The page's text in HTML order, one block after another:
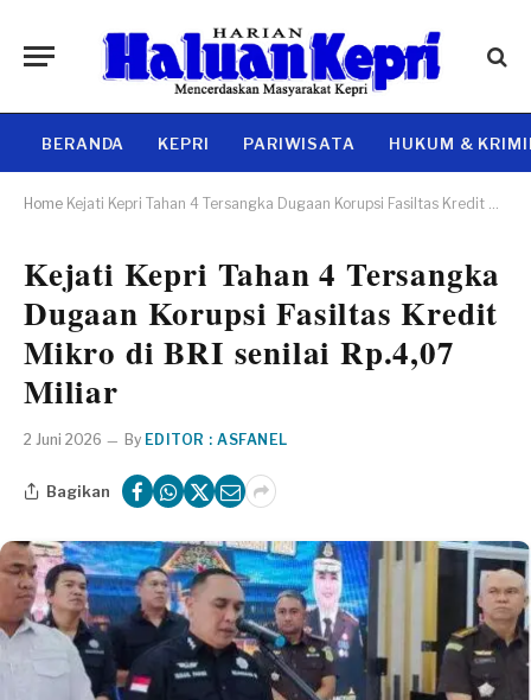
BERANDA KEPRI PARIWISATA HUKUM &
Home Kejati Kepri Tahan 4 Tersangka Dugaan Korupsi Fasiltas Kredit Mikro di BRI senilai Rp.4,07 Miliar
Kejati Kepri Tahan 4 Tersangka
Dugaan Korupsi Fasiltas Kredit
Mikro di BRI senilai Rp.4,07
Miliar
2 Juni 2026 By EDITOR : ASFANEL
Bagikan